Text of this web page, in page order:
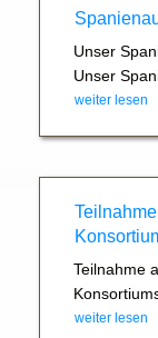
Unser
Unser
weiter lesen
Teilnahme
weiter lesen